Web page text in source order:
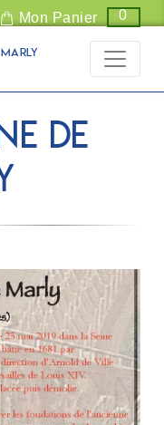
Mon Panier 0
Marly
de